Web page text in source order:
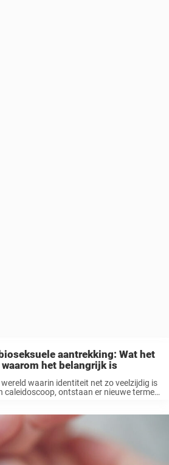
aantrekking: Wat het
het belangrijk is
wereld waarin identiteit net zo veelzijdig is
caleidoscoop, ontstaan er nieuwe termen
op de energie en dynamiek ...